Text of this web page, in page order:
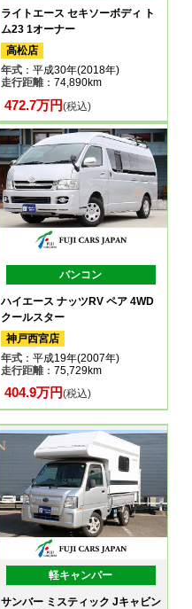
ライトエース セキソーボディ ト
ム23 1オーナー
高松店
年式：平成30年(2018年)
走行距離：74,890km
472.7万円(税込)
バンコン
ハイエース ナッツRV ペア 4WD
クールスター
神戸西宮店
年式：平成19年(2007年)
走行距離：75,729km
404.9万円(税込)
軽キャンパー
サンバー ミスティック Jキャビン